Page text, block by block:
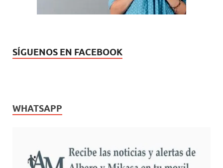
SÍGUENOS EN FACEBOOK
WHATSAPP